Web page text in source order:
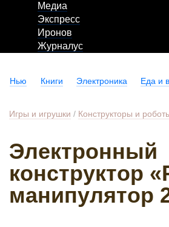
Медиа
Экспресс
Иронов
Журналус
Нью Книги Электроника Еда и
Игры и игрушки / Конструкторы и
Электронный
конструктор
манипулятор